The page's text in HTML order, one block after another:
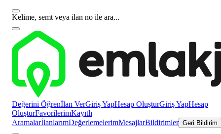
Kelime, semt veya ilan no ile ara...
Değerini Öğrenİlan VerGiriş YapHesap OluşturGiriş YapHesap
OluşturFavorilerimKayıtlı
AramalarİlanlarımDeğerlemelerimMesajlarBildirimler Geri Bildirim